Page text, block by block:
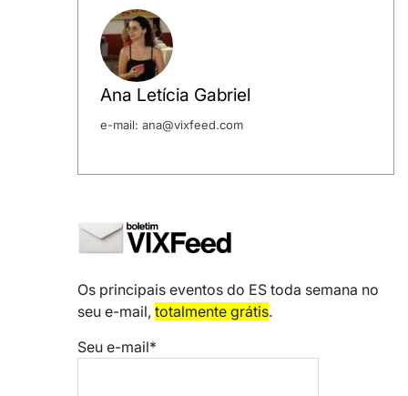
Ana Letícia Gabriel
e-mail: ana@vixfeed.com
Os principais eventos do ES toda semana no
seu e-mail, totalmente grátis.
Seu e-mail*